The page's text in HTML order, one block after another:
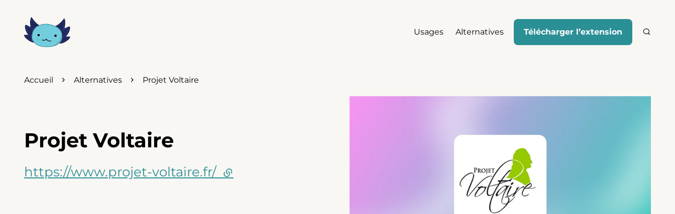
Usages Alternatives Télécharger l’extension
Accueil Alternatives Projet Voltaire
Projet Voltaire
https://www.projet-voltaire.fr/ (lien externe)